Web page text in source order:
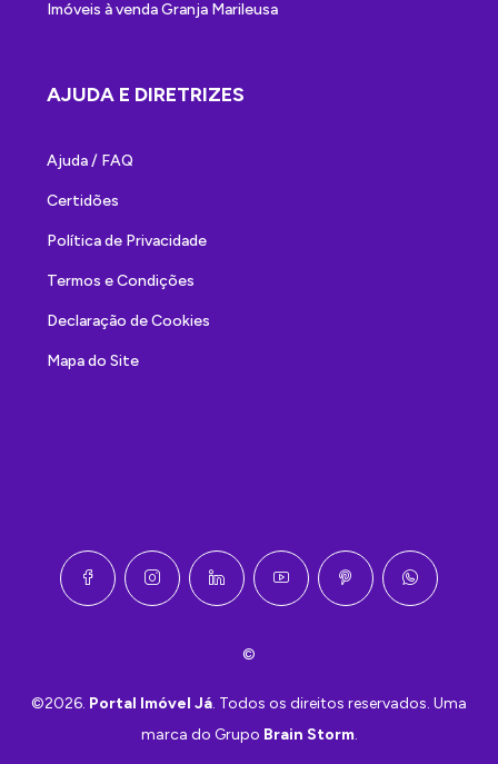
Imóveis à venda Granja Marileusa
AJUDA E DIRETRIZES
Ajuda / FAQ
Certidões
Política de Privacidade
Termos e Condições
Declaração de Cookies
Mapa do Site
©
©2026. Portal Imóvel Já. Todos os direitos reservados. Uma
marca do Grupo Brain Storm.